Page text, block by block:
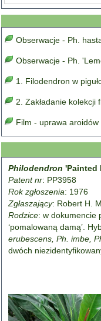
Obserwacje - Ph.
Obserwacje - Ph.
1. Filodendron w
2. Zakładanie kolekcji
Film - uprawa
Philodendron 'Painted
Patent nr: PP3958
Rok zgłoszenia: 1976
Zgłaszający: Robert H.
Rodzice: w dokumencie
‘pomalowaną damą’.
erubescens, Ph. imbe,
dwóch